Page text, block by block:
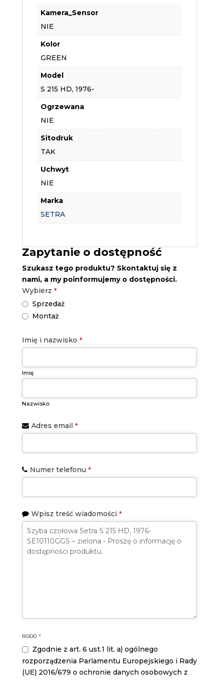
Kamera_Sensor
NIE
Kolor
GREEN
Model
S 215 HD, 1976-
Ogrzewana
NIE
Sitodruk
TAK
Uchwyt
NIE
Marka
SETRA
Zapytanie o dostępność
Szukasz tego produktu? Skontaktuj się z
nami, a my poinformujemy o dostępności.
Wybierz *
Sprzedaż
Montaż
Imię i nazwisko *
Imię
Nazwisko
Adres email *
Numer telefonu *
Phone
Number
Wpisz treść wiadomości *
RODO *
Zgodnie z art. 6 ust.1 lit. a) ogólnego
rozporządzenia Parlamentu Europejskiego i Rady
(UE) 2016/679 o ochronie danych osobowych z